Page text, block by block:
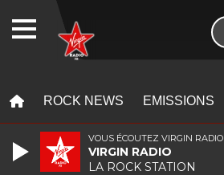
ROCK NEWS EMISSIONS
VOUS ÉCOUTEZ VIRGIN RADIO
VIRGIN RADIO
LA ROCK STATION
WEBRADIO